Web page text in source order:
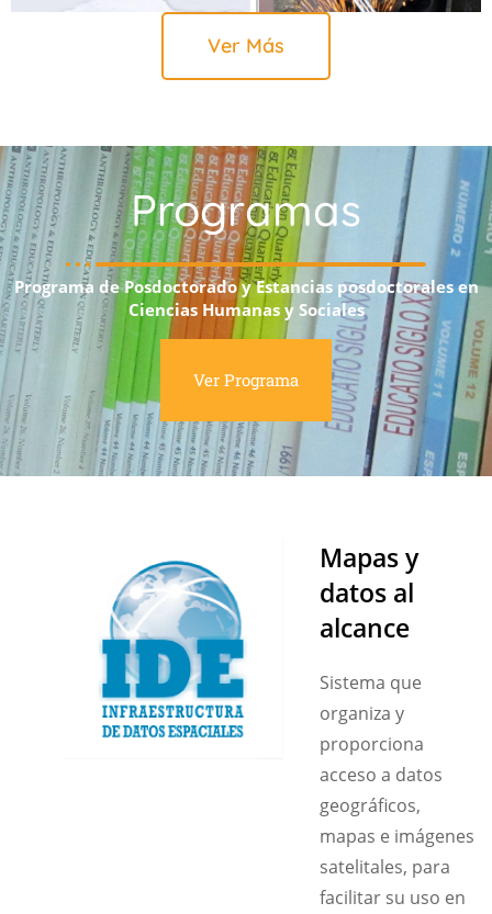
Ver Más
Programas
Programa de Posdoctorado y Estancias posdoctorales en
Ciencias Humanas y Sociales
Ver Programa
Mapas y
datos al
alcance
Sistema que
organiza y
proporciona
acceso a datos
geográficos,
mapas e imágenes
satelitales, para
facilitar su uso en